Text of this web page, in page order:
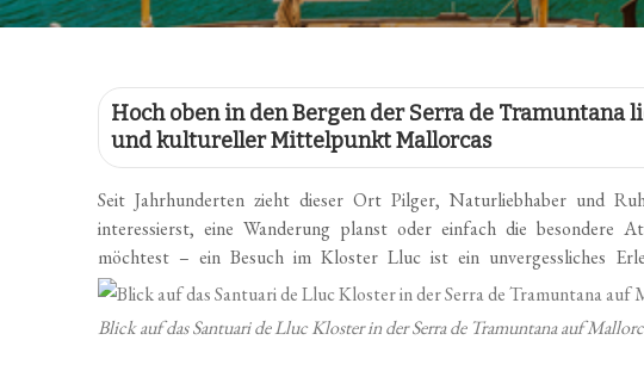
Hoch oben in den Bergen der Serra de Tramuntana
und kultureller Mittelpunkt Mallorcas
Seit Jahrhunderten zieht dieser Ort Pilger, Naturliebhaber und
interessierst, eine Wanderung planst oder einfach die besondere
möchtest – ein Besuch im Kloster Lluc ist ein unvergessliches
Blick auf das Santuari de Lluc Kloster in der Serra de Tramuntana auf